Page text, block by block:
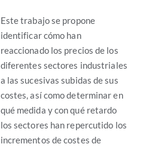
Este trabajo se propone
identificar cómo han
reaccionado los precios de los
diferentes sectores industriales
a las sucesivas subidas de sus
costes, así como determinar en
qué medida y con qué retardo
los sectores han repercutido los
incrementos de costes de